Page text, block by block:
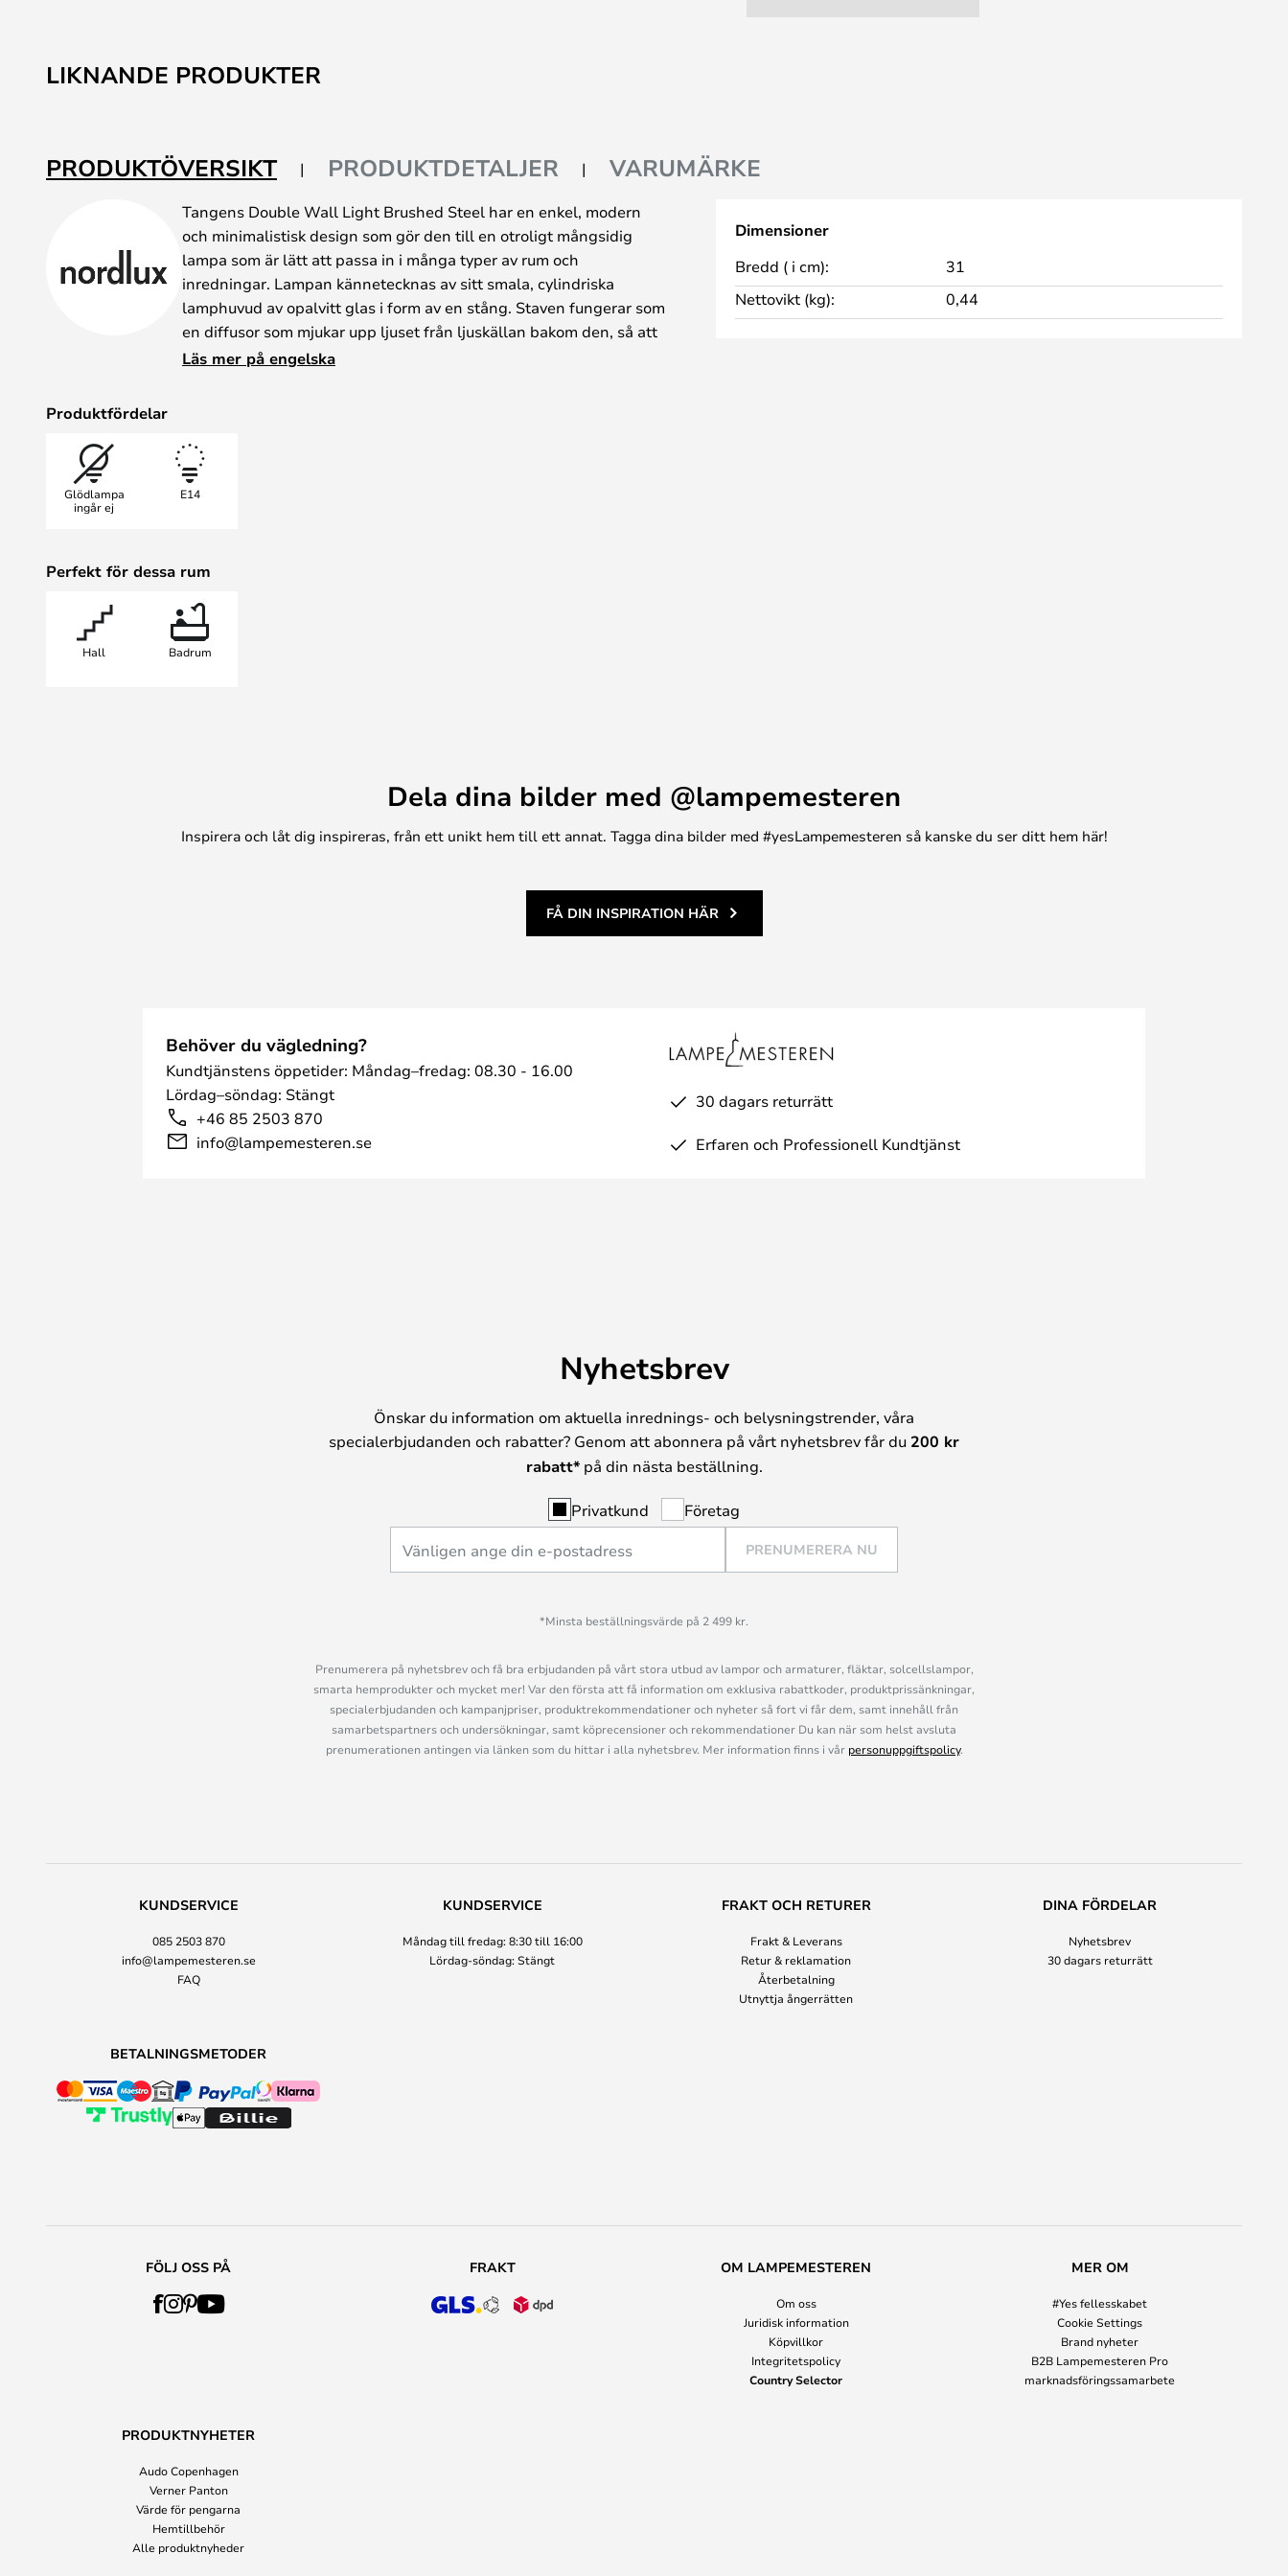
LIKNANDE PRODUKTER
PRODUKTÖVERSIKT PRODUKTDETALJER VARUMÄRKE
Tangens Double Wall Light Brushed Steel har en enkel, modern
och minimalistisk design som gör den till en otroligt mångsidig
lampa som är lätt att passa in i många typer av rum och
inredningar. Lampan kännetecknas av sitt smala, cylindriska
lamphuvud av opalvitt glas i form av en stång. Staven fungerar som
en diffusor som mjukar upp ljuset från ljuskällan bakom den, så att
det sprids jämnt, enhetligt och bländfritt i rummet. Lampan är
Med en IP44-skyddsklass är Tangens vägglampa skyddad mot fukt,
vilket gör den idealisk som lampa i exempelvis badrummet, där den
också ger rummet en vacker och elegant touch..
Läs mer på engelska
Produktfördelar
Glödlampa
ingår ej
E14
Perfekt för dessa rum
Hall Badrum
Dimensioner
Bredd ( i cm):
31
Nettovikt (kg):
0,44
Dela dina bilder med @lampemesteren
Inspirera och låt dig inspireras, från ett unikt hem till ett annat. Tagga dina bilder med #yesLampemesteren så kanske du ser ditt hem här!
FÅ DIN INSPIRATION HÄR
Behöver du vägledning?
Kundtjänstens öppetider: Måndag–fredag: 08.30 - 16.00
Lördag–söndag: Stängt
+46 85 2503 870
info@lampemesteren.se
30 dagars returrätt
Erfaren och Professionell Kundtjänst
Nyhetsbrev
Önskar du information om aktuella inrednings- och belysningstrender, våra
specialerbjudanden och rabatter? Genom att abonnera på vårt nyhetsbrev får du 200 kr
rabatt*på din nästa beställning.
Privatkund Företag
PRENUMERERA NU
*Minsta beställningsvärde på 2 499 kr.
Prenumerera på nyhetsbrev och få bra erbjudanden på vårt stora utbud av lampor och armaturer, fläktar, solcellslampor,
smarta hemprodukter och mycket mer! Var den första att få information om exklusiva rabattkoder, produktprissänkningar,
specialerbjudanden och kampanjpriser, produktrekommendationer och nyheter så fort vi får dem, samt innehåll från
samarbetspartners och undersökningar, samt köprecensioner och rekommendationer Du kan när som helst avsluta
prenumerationen antingen via länken som du hittar i alla nyhetsbrev. Mer information finns i vår personuppgiftspolicy.
KUNDSERVICE
085 2503 870
info@lampemesteren.se
FAQ
KUNDSERVICE
Måndag till fredag: 8:30 till 16:00
Lördag-söndag: Stängt
FRAKT OCH RETURER
Frakt & Leverans
Retur & reklamation
Återbetalning
Utnyttja ångerrätten
DINA FÖRDELAR
Nyhetsbrev
30 dagars returrätt
BETALNINGSMETODER
FÖLJ OSS PÅ FRAKT OM LAMPEMESTEREN
Om oss
Juridisk information
Köpvillkor
Integritetspolicy
Country Selector
MER OM
#Yes fellesskabet
Cookie Settings
Brand nyheter
B2B Lampemesteren Pro
marknadsföringssamarbete
PRODUKTNYHETER
Audo Copenhagen
Verner Panton
Värde för pengarna
Hemtillbehör
Alle produktnyheder